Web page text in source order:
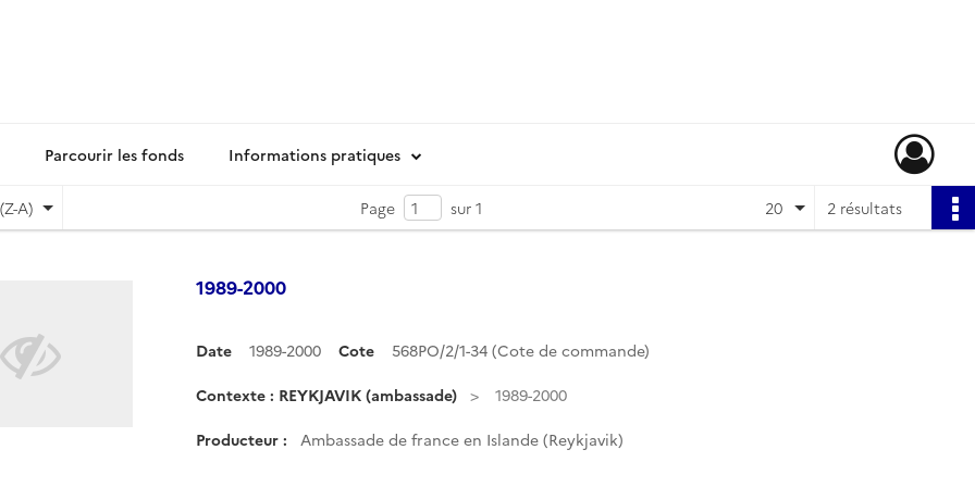
Parcourir les fonds Informations pratiques
A) Page sur 1 2 résultats
20
1989-2000
Date 1989-2000 Cote 568PO/2/1-34 (Cote de commande)
Contexte : REYKJAVIK (ambassade) 1989-2000
Producteur : Ambassade de france en Islande (Reykjavik)